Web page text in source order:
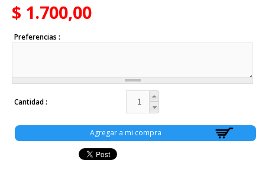
$ 1.700,00
Preferencias
Cantidad